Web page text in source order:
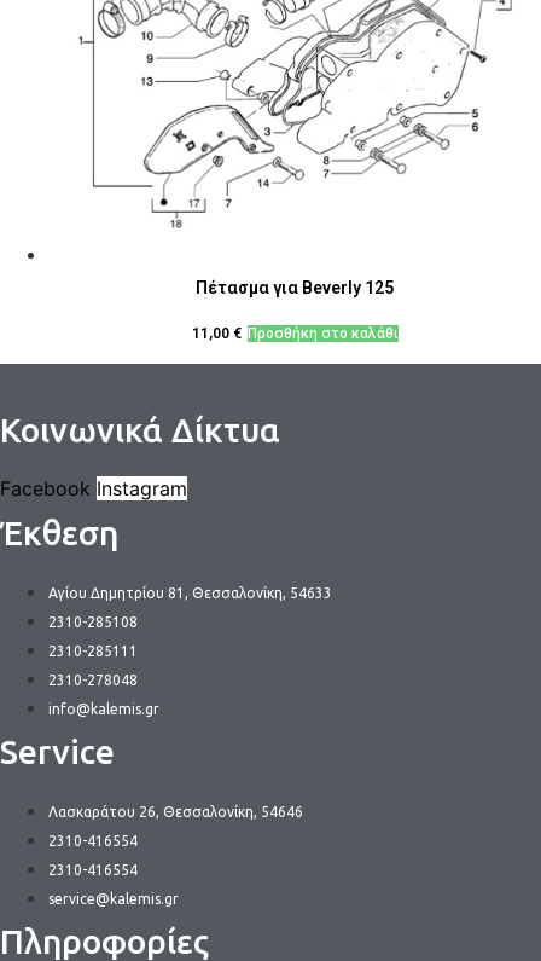
Πέτασμα για Beverly 125
11,00 € Προσθήκη στο καλάθι
Κοινωνικά Δίκτυα
Facebook Instagram
Έκθεση
Αγίου Δημητρίου 81, Θεσσαλονίκη, 54633
2310-285108
2310-285111
2310-278048
info@kalemis.gr
Service
Λασκαράτου 26, Θεσσαλονίκη, 54646
2310-416554
2310-416554
service@kalemis.gr
Πληροφορίες